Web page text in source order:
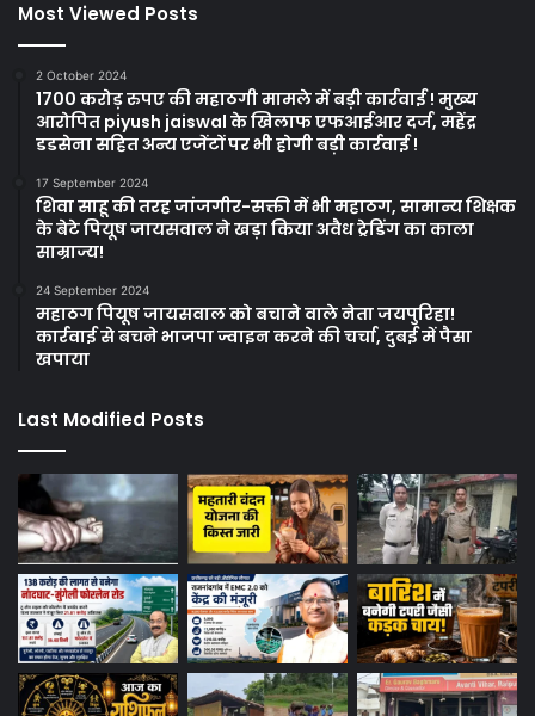
Most Viewed Posts
2 October 2024
1700 करोड़ रुपए की महाठगी मामले में बड़ी कार्रवाई ! मुख्य
आरोपित piyush jaiswal के खिलाफ एफआईआर दर्ज, महेंद्र
डडसेना सहित अन्य एजेंटों पर भी होगी बड़ी कार्रवाई !
17 September 2024
शिवा साहू की तरह जांजगीर-सक्ती में भी महाठग, सामान्य शिक्षक
के बेटे पियूष जायसवाल ने खड़ा किया अवैध ट्रेडिंग का काला
साम्राज्य!
24 September 2024
महाठग पियूष जायसवाल को बचाने वाले नेता जयपुरिहा!
कार्रवाई से बचने भाजपा ज्वाइन करने की चर्चा, दुबई में पैसा
खपाया
Last Modified Posts